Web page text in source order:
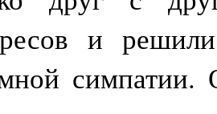
и